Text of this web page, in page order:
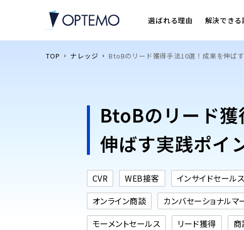
選ばれる理由 解決できる
TOP ナレッジ BtoBのリード獲得手法10選！成果を伸ば
BtoBのリード
伸ばす実践ポイ
CVR WEB接客 インサイドセールス
オンライン商談
カンバセーショナルマ
モーメントセールス
リード獲得